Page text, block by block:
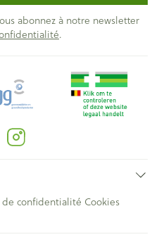
abonnez à notre newsletter
.
de confidentialité Cookies